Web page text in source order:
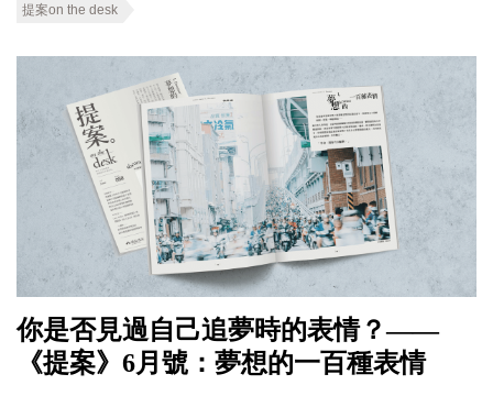
提案on the desk
你是否見過自己追夢時的表情？——
《提案》6月號：夢想的一百種表情